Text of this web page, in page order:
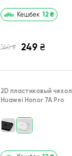
Кешбек 12 ₴
360 ₴ 249 ₴
2D пластиковый чехол
Huawei Honor 7A Pro